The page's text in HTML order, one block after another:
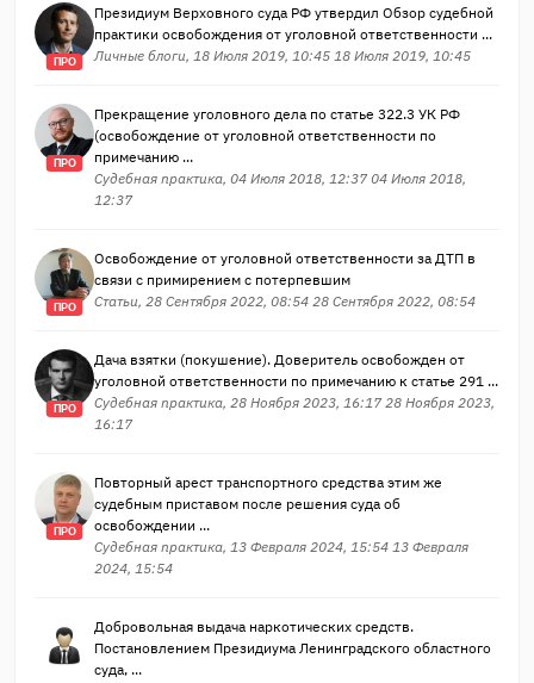
ПРО
Президиум Верховного суда РФ утвердил Обзор судебной
практики освобождения от уголовной ответственности ...
Личные блоги, 18 Июля 2019, 10:45 18 Июля 2019, 10:45
ПРО
Прекращение уголовного дела по статье 322.3 УК РФ
(освобождение от уголовной ответственности по
примечанию ...
Судебная практика, 04 Июля 2018, 12:37 04 Июля 2018,
12:37
ПРО
Освобождение от уголовной ответственности за ДТП в
связи с примирением с потерпевшим
Статьи, 28 Сентября 2022, 08:54 28 Сентября 2022, 08:54
ПРО
Дача взятки (покушение). Доверитель освобожден от
уголовной ответственности по примечанию к статье 291 ...
Судебная практика, 28 Ноября 2023, 16:17 28 Ноября 2023,
16:17
ПРО
Повторный арест транспортного средства этим же
судебным приставом после решения суда об
освобождении ...
Судебная практика, 13 Февраля 2024, 15:54 13 Февраля
2024, 15:54
Добровольная выдача наркотических средств.
Постановлением Президиума Ленинградского областного
суда, ...